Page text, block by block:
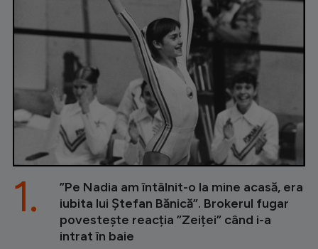
”Pe Nadia am întâlnit-o la mine acasă, era
iubita lui Ștefan Bănică”. Brokerul fugar
povestește reacția ”Zeiței” când i-a
intrat în baie
1.